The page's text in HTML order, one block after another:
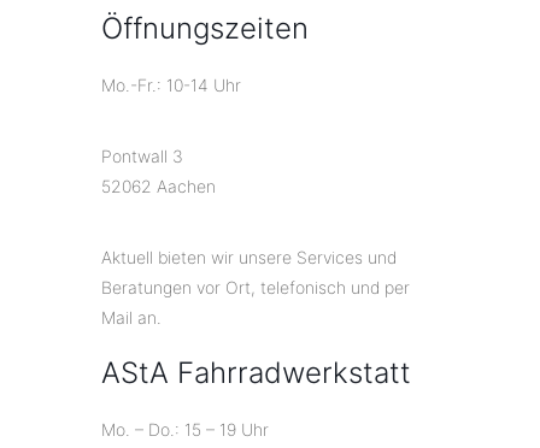
Öffnungszeiten
Mo.-Fr.: 10-14 Uhr
Pontwall 3
52062 Aachen
Aktuell bieten wir unsere Services und
Beratungen vor Ort, telefonisch und per
Mail an.
AStA Fahrradwerkstatt
Mo. – Do.: 15 – 19 Uhr